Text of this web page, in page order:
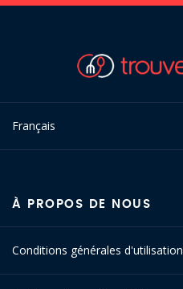
Français
À PROPOS DE NOUS
Conditions générales d'utilisation